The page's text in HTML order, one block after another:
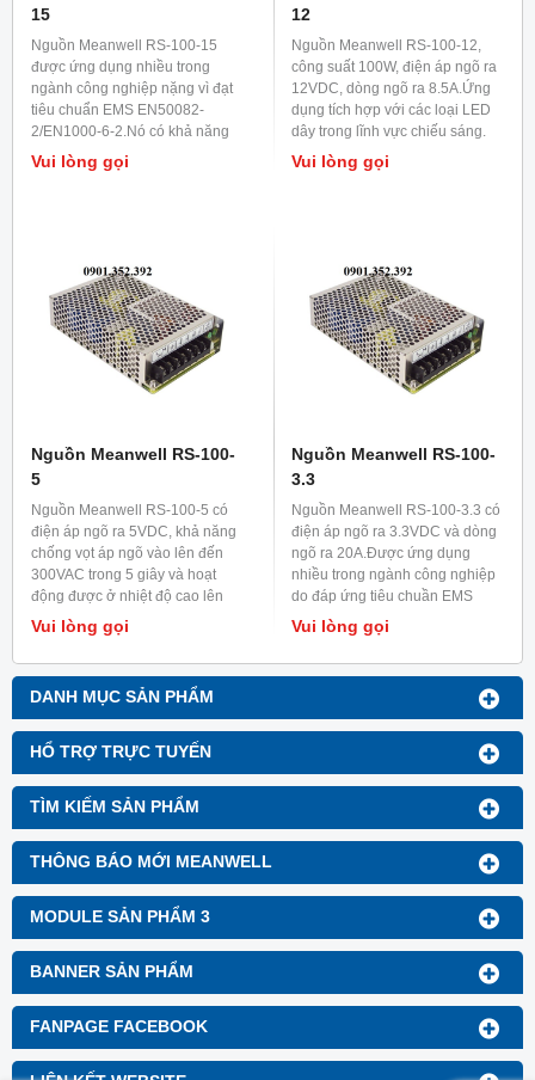
DANH MỤC SẢN PHẨM
HỔ TRỢ TRỰC TUYẾN
TÌM KIẾM SẢN PHẨM
THÔNG BÁO MỚI MEANWELL
MODULE SẢN PHẨM 3
BANNER SẢN PHẨM
FANPAGE FACEBOOK
15
Nguồn Meanwell RS-100-15
được ứng dụng nhiều trong
ngành công nghiệp nặng vì đạt
tiêu chuẩn EMS EN50082-
2/EN1000-6-2.Nó có khả năng
chống rung lắc tốt nên được lắp
trong các máy móc khi hoạt
Vui lòng gọi
12
Nguồn Meanwell RS-100-12,
công suất 100W, điện áp ngõ ra
12VDC, dòng ngõ ra 8.5A.Ứng
dụng tích hợp với các loại LED
dây trong lĩnh vực chiếu sáng.
Vui lòng gọi
Nguồn Meanwell RS-100-
5
Nguồn Meanwell RS-100-5 có
điện áp ngõ ra 5VDC, khả năng
chống vọt áp ngõ vào lên đến
300VAC trong 5 giây và hoạt
động được ở nhiệt độ cao lên
đến 70 độ C.
Vui lòng gọi
Nguồn Meanwell RS-100-
3.3
Nguồn Meanwell RS-100-3.3 có
điện áp ngõ ra 3.3VDC và dòng
ngõ ra 20A.Được ứng dụng
nhiều trong ngành công nghiệp
do đáp ứng tiêu chuần EMS
EN50082-2/EN1000-6-2 trong
ngành công nghiệp nặng.
Vui lòng gọi